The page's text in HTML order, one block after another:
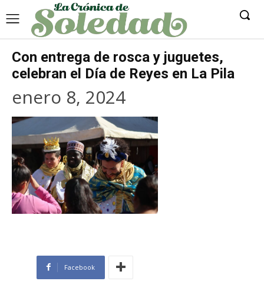
Con entrega de rosca y juguetes,
celebran el Día de Reyes en La Pila
enero 8, 2024
Facebook